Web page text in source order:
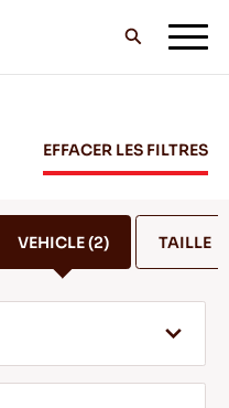
EFFACER LES FILTRES
VEHICLE(2) TAILLE